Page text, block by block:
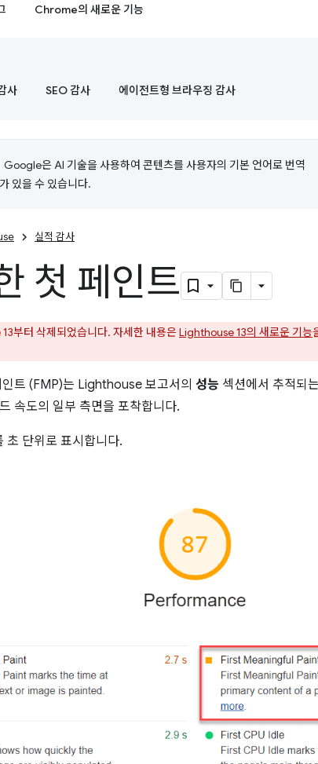
Chrome의 새로운 기능
사 SEO 감사 에이전트형 브라우징 감사
Google은 AI 기술을 사용하여 콘텐츠를 사용자의 기본 언어로 번역
있을 수 있습니다.
실적 감사
첫 페인트
부터 삭제되었습니다. 자세한 내용은Lighthouse 13의 새로운 기능
트 (FMP)는 Lighthouse 보고서의 성능 섹션에서 추적되
속도의 일부 측면을 포착합니다.
단위로 표시합니다.